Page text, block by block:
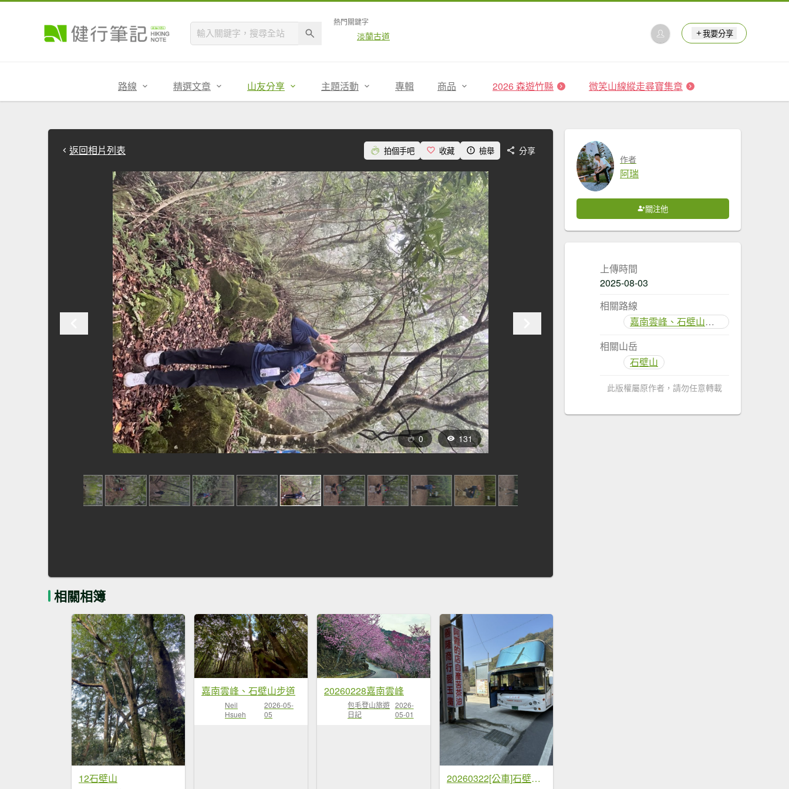
熱門關鍵字
淡蘭古道 我要分享
路線 精選文章 山友分享 主題活動 專輯 商品 2026 森遊竹縣 微笑山線縱走尋寶集章
返回相片列表 拍個手吧 收藏 檢舉 分享
0 131
相關相簿
12石壁山
嘉南雲峰、石壁山步道
Neil
Hsueh
2026-05-
05
20260228嘉南雲峰
包毛登山旅遊
日記
2026-
05-01
20260322[公車]石壁山&嘉南雲峰
作者
阿瑞
關注他
上傳時間
2025-08-03
相關路線
嘉南雲峰、石壁山登山步道
相關山岳
石壁山
此版權屬原作者，請勿任意轉載